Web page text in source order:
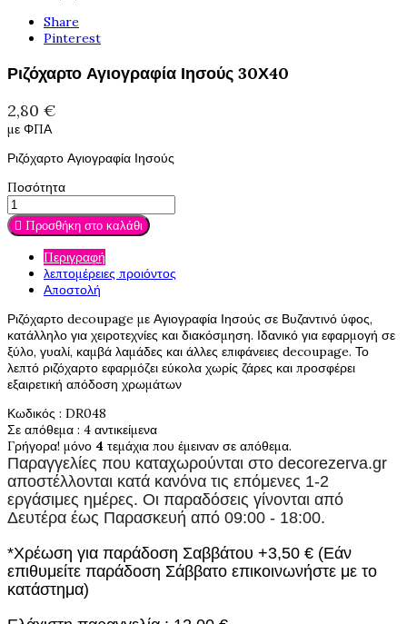
Share
Pinterest
Ριζόχαρτο Αγιογραφία Ιησούς 30Χ40
2,80 €
με ΦΠΑ
Ριζόχαρτο Αγιογραφία Ιησούς
Ποσότητα
 Προσθήκη στο καλάθι
Περιγραφή
λεπτομέρειες προιόντος
Αποστολή
Ριζόχαρτο decoupage με Αγιογραφία Ιησούς σε Βυζαντινό ύφος,
κατάλληλο για χειροτεχνίες και διακόσμηση. Ιδανικό για εφαρμογή σε
ξύλο, γυαλί, καμβά λαμάδες και άλλες επιφάνειες decoupage. Το
λεπτό ριζόχαρτο εφαρμόζει εύκολα χωρίς ζάρες και προσφέρει
εξαιρετική απόδοση χρωμάτων
Κωδικός : DR048
Σε απόθεμα : 4 αντικείμενα
Γρήγορα! μόνο 4 τεμάχια που έμειναν σε απόθεμα.
Παραγγελίες που καταχωρούνται στο decorezerva.gr
αποστέλλονται κατά κανόνα τις επόμενες 1-2
εργάσιμες ημέρες. Οι παραδόσεις γίνονται από
Δευτέρα έως Παρασκευή από 09:00 - 18:00.
*Χρέωση για παράδοση Σαββάτου +3,50 € (Εάν
επιθυμείτε παράδοση Σάββατο επικοινωνήστε με το
κατάστημα)